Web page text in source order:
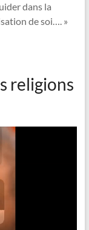
dans la
de soi…. »
religions